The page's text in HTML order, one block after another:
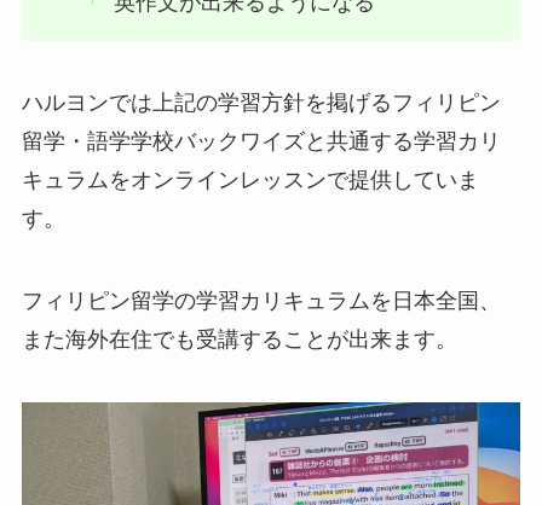
ハルヨンでは上記の学習方針を掲げるフィリピン
留学・語学学校バックワイズと共通する学習カリ
キュラムをオンラインレッスンで提供していま
す。
フィリピン留学の学習カリキュラムを日本全国、
また海外在住でも受講することが出来ます。